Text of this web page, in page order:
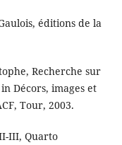
éditions de la
Recherche sur
Décors, images et
Tour, 2003.
III, Quarto